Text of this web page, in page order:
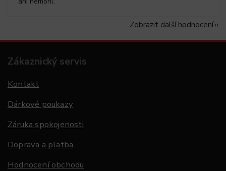
Zobrazit další hodnocení
Zákaznický servis
Kontakt
Dárkové poukazy
Záruka spokojenosti
Doprava a platba
Hodnocení obchodu